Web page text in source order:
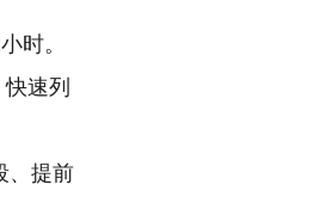
时。
速列
、提前